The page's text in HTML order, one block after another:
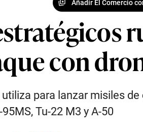
Añadir El Comercio
con
para lanzar misiles
Tu-22 M3 y A-50